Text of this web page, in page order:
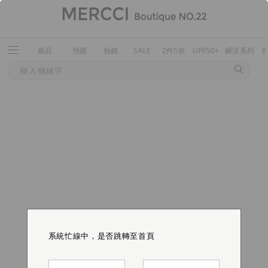
新品 預購 熱銷 SALE 2件5折 UPF50+ 瞬涼系列
系統忙線中，是否跳轉至首頁
系統忙線中，是否跳轉至首頁
系統忙線中，是否跳轉至首頁
系統忙線中，是否跳轉至首頁
系統忙線中，是否跳轉至首頁